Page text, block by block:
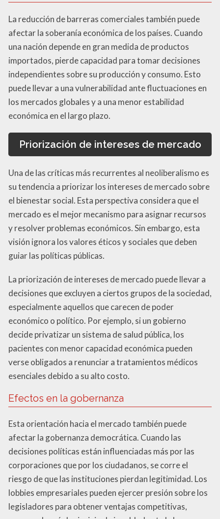
La reducción de barreras comerciales también puede
afectar la soberanía económica de los países. Cuando
una nación depende en gran medida de productos
importados, pierde capacidad para tomar decisiones
independientes sobre su producción y consumo. Esto
puede llevar a una vulnerabilidad ante fluctuaciones en
los mercados globales y a una menor estabilidad
económica en el largo plazo.
Priorización de intereses de mercado
Una de las críticas más recurrentes al neoliberalismo es
su tendencia a priorizar los intereses de mercado sobre
el bienestar social. Esta perspectiva considera que el
mercado es el mejor mecanismo para asignar recursos
y resolver problemas económicos. Sin embargo, esta
visión ignora los valores éticos y sociales que deben
guiar las políticas públicas.
La priorización de intereses de mercado puede llevar a
decisiones que excluyen a ciertos grupos de la sociedad,
especialmente aquellos que carecen de poder
económico o político. Por ejemplo, si un gobierno
decide privatizar un sistema de salud pública, los
pacientes con menor capacidad económica pueden
verse obligados a renunciar a tratamientos médicos
esenciales debido a su alto costo.
Efectos en la gobernanza
Esta orientación hacia el mercado también puede
afectar la gobernanza democrática. Cuando las
decisiones políticas están influenciadas más por las
corporaciones que por los ciudadanos, se corre el
riesgo de que las instituciones pierdan legitimidad. Los
lobbies empresariales pueden ejercer presión sobre los
legisladores para obtener ventajas competitivas,